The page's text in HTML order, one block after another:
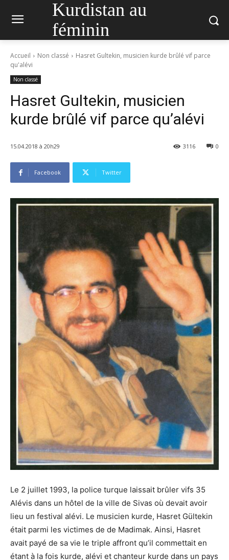
Kurdistan au
féminin
Accueil Non classé
Hasret Gultekin, musicien kurde brûlé vif parce
qu'alévi
Non classé
Hasret Gultekin, musicien
kurde brûlé vif parce qu’alévi
15.04.2018 à 20h29 0
3116
Facebook Twitter
Le 2 juillet 1993, la police turque laissait brûler vifs 35
Alévis dans un hôtel de la ville de Sivas où devait avoir
lieu un festival alévi. Le musicien kurde, Hasret Gültekin
était parmi les victimes de de Madimak. Ainsi, Hasret
avait payé de sa vie le triple affront qu’il commettait en
étant à la fois kurde, alévi et chanteur kurde dans un pays